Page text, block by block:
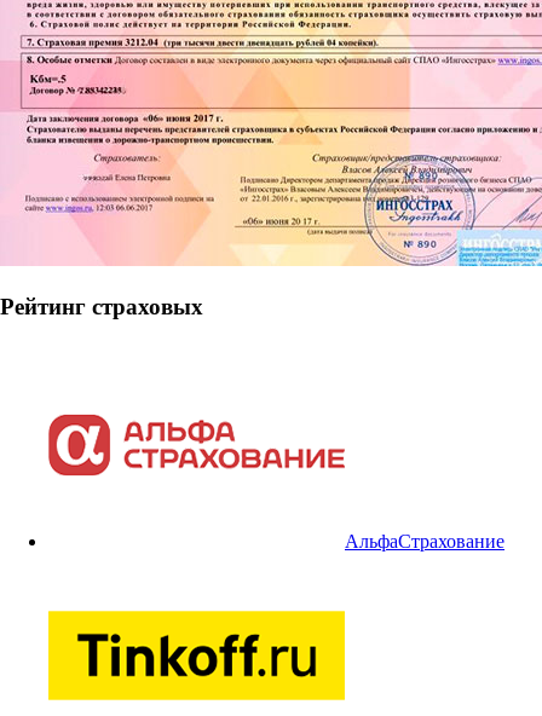
Рейтинг страховых
АльфаСтрахование